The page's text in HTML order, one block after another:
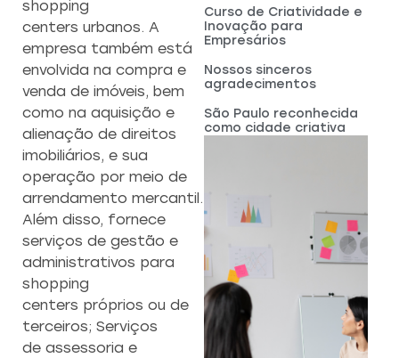
shopping
centers urbanos. A
empresa também está
envolvida na compra e
venda de imóveis, bem
como na aquisição e
alienação de direitos
imobiliários, e sua
operação por meio de
arrendamento mercantil.
Além disso, fornece
serviços de gestão e
administrativos para
shopping
centers próprios ou de
terceiros; Serviços
de assessoria e
Curso de Criatividade e
Inovação para
Empresários
Nossos sinceros
agradecimentos
São Paulo reconhecida
como cidade criativa